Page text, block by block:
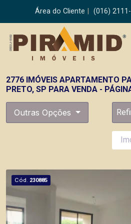
Área do Cliente (016)
2776 IMÓVEIS APARTAMENTO
PRETO, SP PARA VENDA -
Outras Opções
Cód. 230885